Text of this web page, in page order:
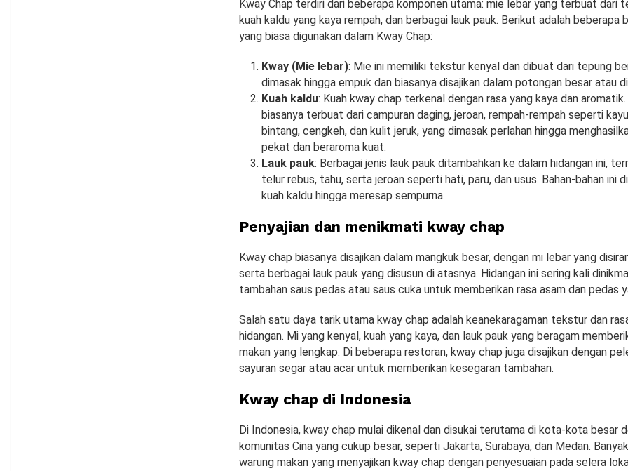
Kway Chap terdiri dari beberapa komponen utama: mie lebar yang terbuat dari
kuah kaldu yang kaya rempah, dan berbagai lauk pauk. Berikut adalah beberapa
yang biasa digunakan dalam Kway Chap:
Kway (Mie lebar): Mie ini memiliki tekstur kenyal dan dibuat dari tepung
dimasak hingga empuk dan biasanya disajikan dalam potongan besar atau
Kuah kaldu: Kuah kway chap terkenal dengan rasa yang kaya dan aromatik.
biasanya terbuat dari campuran daging, jeroan, rempah-rempah seperti
bintang, cengkeh, dan kulit jeruk, yang dimasak perlahan hingga
pekat dan beraroma kuat.
Lauk pauk: Berbagai jenis lauk pauk ditambahkan ke dalam hidangan ini,
telur rebus, tahu, serta jeroan seperti hati, paru, dan usus. Bahan-bahan ini
kuah kaldu hingga meresap sempurna.
Penyajian dan menikmati kway chap
Kway chap biasanya disajikan dalam mangkuk besar, dengan mi lebar yang
serta berbagai lauk pauk yang disusun di atasnya. Hidangan ini sering kali
tambahan saus pedas atau saus cuka untuk memberikan rasa asam dan pedas
Salah satu daya tarik utama kway chap adalah keanekaragaman tekstur dan
hidangan. Mi yang kenyal, kuah yang kaya, dan lauk pauk yang beragam
makan yang lengkap. Di beberapa restoran, kway chap juga disajikan dengan
sayuran segar atau acar untuk memberikan kesegaran tambahan.
Kway chap di Indonesia
Di Indonesia, kway chap mulai dikenal dan disukai terutama di kota-kota besar
komunitas Cina yang cukup besar, seperti Jakarta, Surabaya, dan Medan.
warung makan yang menyajikan kway chap dengan penyesuaian pada selera